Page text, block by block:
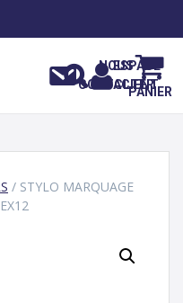
NOUS
CONTACTER
ESPACE
CLIENT
PANIER
/ STYLO MARQUAGE